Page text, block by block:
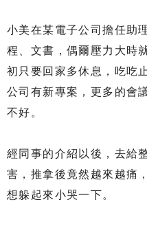
小美在某電子公司擔任助
程、文書，偶爾壓力大時
初只要回家多休息，吃吃
公司有新專案，更多的會
不好。
經同事的介紹以後，去給
害，推拿後竟然越來越痛
想躲起來小哭一下。